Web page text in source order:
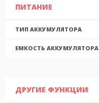
ПИТАНИЕ
ТИП АККУМУЛЯТОРА
ЕМКОСТЬ АККУМУЛЯТОРА
ДРУГИЕ ФУНКЦИИ